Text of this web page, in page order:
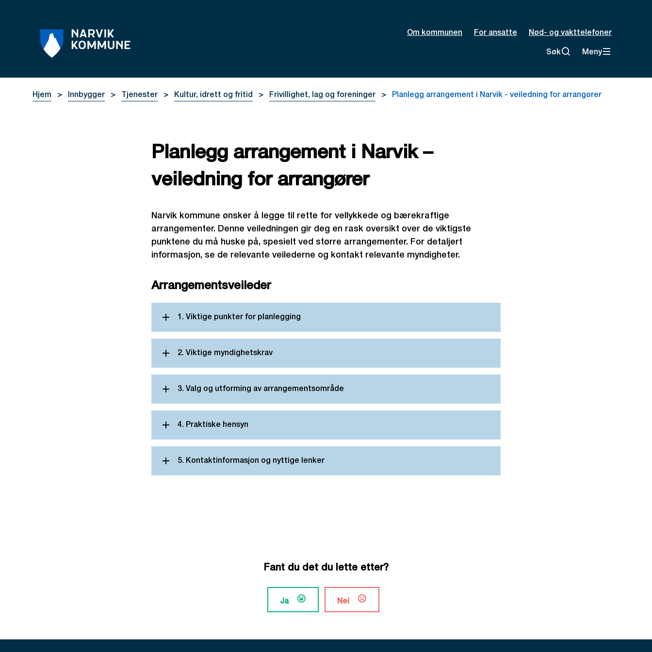
Om kommunen For ansatte Nød- og vakttelefoner
Søk Meny
Du er her:
Hjem Innbygger Tjenester Kultur, idrett og fritid Frivillighet, lag og foreninger Planlegg arrangement i Narvik - veiledning for arrangører
Planlegg arrangement i Narvik –
veiledning for arrangører
Narvik kommune ønsker å legge til rette for vellykkede og bærekraftige
arrangementer. Denne veiledningen gir deg en rask oversikt over de viktigste
punktene du må huske på, spesielt ved større arrangementer. For detaljert
informasjon, se de relevante veilederne og kontakt relevante myndigheter.
Arrangementsveileder
1. Viktige punkter for planlegging
2. Viktige myndighetskrav
3. Valg og utforming av arrangementsområde
4. Praktiske hensyn
5. Kontaktinformasjon og nyttige lenker
Fant du det du lette etter?
Ja Nei